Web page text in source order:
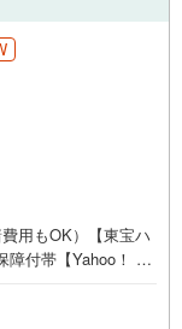
用もOK）【東宝ハ
障付帯【Yahoo！ 不
不動産 物件ご成約